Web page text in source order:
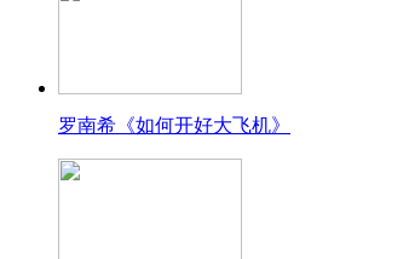
罗南希《如何开好大飞机》